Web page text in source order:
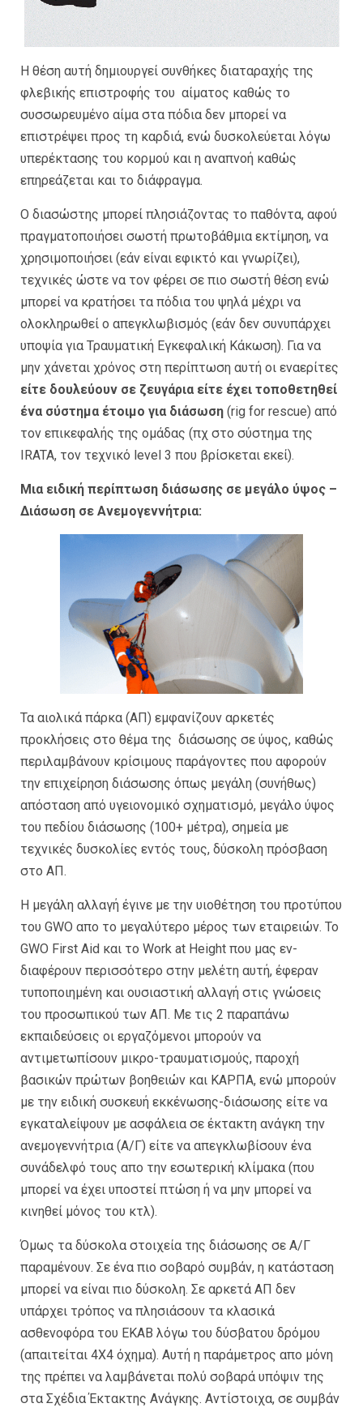
Η θέση αυτή δημιουργεί συνθήκες διαταραχής της
φλεβικής επιστροφής του αίματος καθώς το
συσσωρευμένο αίμα στα πόδια δεν μπορεί να
επιστρέψει προς τη καρδιά, ενώ δυσκολεύεται λόγω
υπερέκτασης του κορμού και η αναπνοή καθώς
επηρεάζεται και το διάφραγμα.
Ο διασώστης μπορεί πλησιάζοντας το παθόντα, αφού
πραγματοποιήσει σωστή πρωτοβάθμια εκτίμηση, να
χρησιμοποιήσει (εάν είναι εφικτό και γνωρίζει),
τεχνικές ώστε να τον φέρει σε πιο σωστή θέση ενώ
μπορεί να κρατήσει τα πόδια του ψηλά μέχρι να
ολοκληρωθεί ο απεγκλωβισμός (εάν δεν συνυπάρχει
υποψία για Τραυματική Εγκεφαλική Κάκωση). Για να
μην χάνεται χρόνος στη περίπτωση αυτή οι εναερίτες
είτε δουλεύουν σε ζευγάρια είτε έχει τοποθετηθεί
ένα σύστημα έτοιμο για διάσωση (rig for rescue) από
τον επικεφαλής της ομάδας (πχ στο σύστημα της
IRATA, τον τεχνικό level 3 που βρίσκεται εκεί).
Μια ειδική περίπτωση διάσωσης σε μεγάλο ύψος –
Διάσωση σε Ανεμογεννήτρια:
Τα αιολικά πάρκα (ΑΠ) εμφανίζουν αρκετές
προκλήσεις στο θέμα της διάσωσης σε ύψος, καθώς
περιλαμβάνουν κρίσιμους παράγοντες που αφορούν
την επιχείρηση διάσωσης όπως μεγάλη (συνήθως)
απόσταση από υγειονομικό σχηματισμό, μεγάλο ύψος
του πεδίου διάσωσης (100+ μέτρα), σημεία με
τεχνικές δυσκολίες εντός τους, δύσκολη πρόσβαση
στο ΑΠ.
Η μεγάλη αλλαγή έγινε με την υιοθέτηση του προτύπου
του GWO απο το μεγαλύτερο μέρος των εταιρειών. Το
GWO First Aid και το Work at Height που μας εν-
διαφέρουν περισσότερο στην μελέτη αυτή, έφεραν
τυποποιημένη και ουσιαστική αλλαγή στις γνώσεις
του προσωπικού των ΑΠ. Με τις 2 παραπάνω
εκπαιδεύσεις οι εργαζόμενοι μπορούν να
αντιμετωπίσουν μικρο-τραυματισμούς, παροχή
βασικών πρώτων βοηθειών και ΚΑΡΠΑ, ενώ μπορούν
με την ειδική συσκευή εκκένωσης-διάσωσης είτε να
εγκαταλείψουν με ασφάλεια σε έκτακτη ανάγκη την
ανεμογεννήτρια (Α/Γ) είτε να απεγκλωβίσουν ένα
συνάδελφό τους απο την εσωτερική κλίμακα (που
μπορεί να έχει υποστεί πτώση ή να μην μπορεί να
κινηθεί μόνος του κτλ).
Όμως τα δύσκολα στοιχεία της διάσωσης σε Α/Γ
παραμένουν. Σε ένα πιο σοβαρό συμβάν, η κατάσταση
μπορεί να είναι πιο δύσκολη. Σε αρκετά ΑΠ δεν
υπάρχει τρόπος να πλησιάσουν τα κλασικά
ασθενοφόρα του ΕΚΑΒ λόγω του δύσβατου δρόμου
(απαιτείται 4Χ4 όχημα). Αυτή η παράμετρος απο μόνη
της πρέπει να λαμβάνεται πολύ σοβαρά υπόψιν της
στα Σχέδια Έκτακτης Ανάγκης. Αντίστοιχα, σε συμβάν